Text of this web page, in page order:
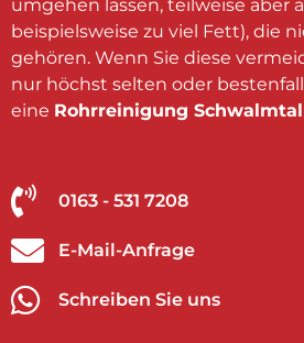
umgehen lassen, teilweise aber
beispielsweise zu viel Fett), die
gehören. Wenn Sie diese
nur höchst selten oder
eine Rohrreinigung Schwalmtal
0163 - 531 7208
E-Mail-Anfrage
Schreiben Sie uns